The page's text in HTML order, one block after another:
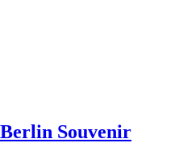
Berlin Souvenir